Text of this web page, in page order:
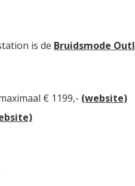
is de Bruidsmode
€ 1199,- (website)